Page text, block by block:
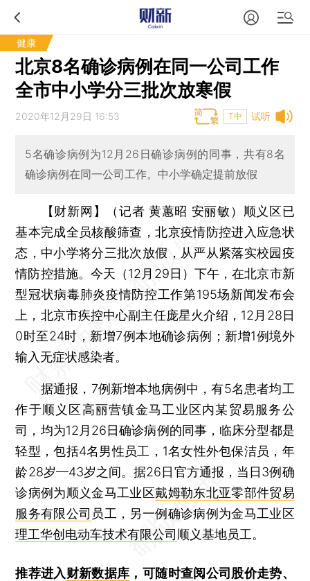
健康
北京8名确诊病例在同一公司工作
全市中小学分三批次放寒假
试听
2020年12月29日 16:53 T中
5名确诊病例为12月26日确诊病例的同事，共有8名
确诊病例在同一公司工作。中小学确定提前放假
【财新网】（记者 黄蕙昭 安丽敏） 顺义区已
基本完成全员核酸筛查，北京疫情防控进入应急状
态，中小学将分三批次放假，从严从紧落实校园疫
情防控措施。今天（12月29日）下午，在北京市新
型冠状病毒肺炎疫情防控工作第195场新闻发布会
上，北京市疾控中心副主任庞星火介绍，12月28日
0时至24时，新增7例本地确诊病例；新增1例境外
输入无症状感染者。
据通报，7例新增本地病例中，有5名患者均工
作于顺义区高丽营镇金马工业区内某贸易服务公
司，均为12月26日确诊病例的同事，临床分型都是
轻型，包括4名男性员工，1名女性外包保洁员，年
龄28岁—43岁之间。据26日官方通报，当日3例确
诊病例为顺义金马工业区戴姆勒东北亚零部件贸易
服务有限公司 员工，另一例确诊病例为金马工业区
理工华创电动车技术有限公司 顺义基地员工。
推荐进入财新数据库 ，可随时查阅公司股价走势、